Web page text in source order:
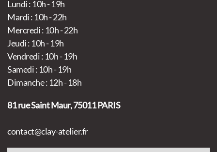
Lundi : 10h - 19h
Mardi : 10h - 22h
Mercredi : 10h - 22h
Jeudi : 10h - 19h
Vendredi : 10h - 19h
Samedi : 10h - 19h
Dimanche : 12h - 18h
81 rue Saint Maur, 75011 PARIS
contact@clay-atelier.fr